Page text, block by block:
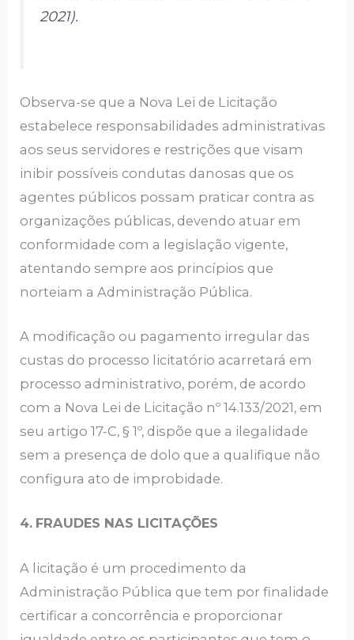
2021).
Observa-se que a Nova Lei de Licitação
estabelece responsabilidades administrativas
aos seus servidores e restrições que visam
inibir possíveis condutas danosas que os
agentes públicos possam praticar contra as
organizações públicas, devendo atuar em
conformidade com a legislação vigente,
atentando sempre aos princípios que
norteiam a Administração Pública.
A modificação ou pagamento irregular das
custas do processo licitatório acarretará em
processo administrativo, porém, de acordo
com a Nova Lei de Licitação nº 14.133/2021, em
seu artigo 17-C, § 1º, dispõe que a ilegalidade
sem a presença de dolo que a qualifique não
configura ato de improbidade.
4. FRAUDES NAS LICITAÇÕES
A licitação é um procedimento da
Administração Pública que tem por finalidade
certificar a concorrência e proporcionar